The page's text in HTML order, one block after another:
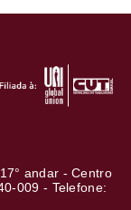
andar - Centro
009 - Telefone: